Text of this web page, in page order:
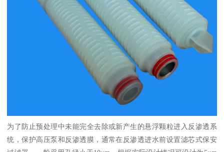
为了防止预处理中未能完全去除或新产生的悬浮颗粒进入反渗透系
统，保护高压泵和反渗透膜，通常在反渗透进水前设置滤芯式保安